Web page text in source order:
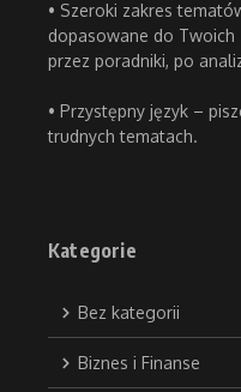
• Szeroki zakres
dopasowane do
przez poradniki, po
• Przystępny język –
trudnych tematach.
Kategorie
Bez kategorii
Biznes i Finanse